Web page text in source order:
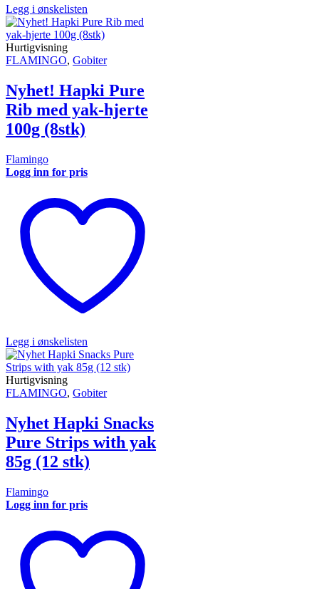
Legg i ønskelisten
Hurtigvisning
FLAMINGO, Gobiter
Nyhet! Hapki Pure
Rib med yak‑hjerte
100g (8stk)
Flamingo
Logg inn for pris
Legg i ønskelisten
Hurtigvisning
FLAMINGO, Gobiter
Nyhet Hapki Snacks
Pure Strips with yak
85g (12 stk)
Flamingo
Logg inn for pris